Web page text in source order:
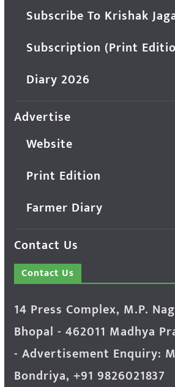
Subscribe To Krishak
Subscription (Print
Diary 2026
Advertise
Website
Print Edition
Farmer Diary
Contact Us
Contact Us
14 Press Complex, M.P.
Bhopal - 462011 Madhya
- Advertisement Enquiry:
Bondriya, +91 9826021837